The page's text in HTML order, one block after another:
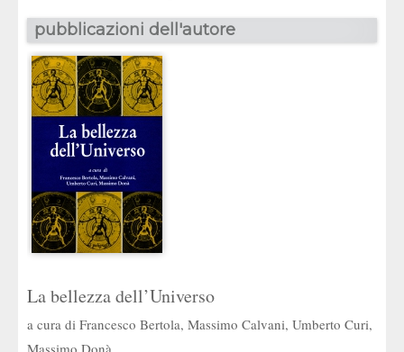
pubblicazioni dell'autore
La bellezza dell’Universo
a cura di Francesco Bertola, Massimo Calvani, Umberto Curi,
Massimo Donà